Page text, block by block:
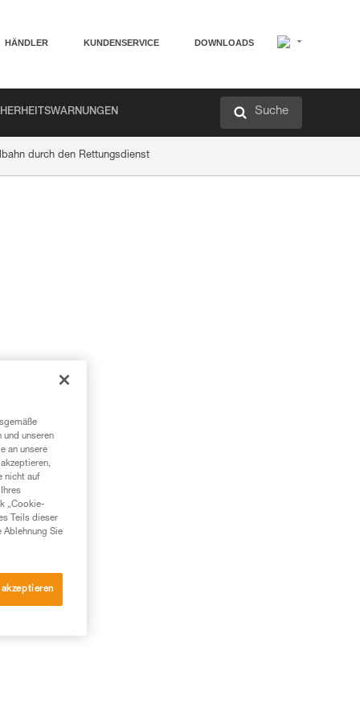
HÄNDLER KUNDENSERVICE DOWNLOADS
Suche
durch den Rettungsdienst
und unseren
an unsere
nicht auf
„Cookie-
Teils dieser
Ablehnung Sie